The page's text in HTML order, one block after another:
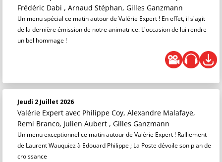
Frédéric Dabi , Arnaud Stéphan, Gilles Ganzmann
Un menu spécial ce matin autour de Valérie Expert ! En effet, il s'agit
de la dernière émission de notre animatrice. L'occasion de lui rendre
un bel hommage !
Jeudi 2 Juillet 2026
Valérie Expert avec Philippe Coy, Alexandre Malafaye,
Remi Branco, Julien Aubert , Gilles Ganzmann
Un menu exceptionnel ce matin autour de Valérie Expert ! Ralliement
de Laurent Wauquiez à Edouard Philippe ; La Poste dévoile son plan de
croissance